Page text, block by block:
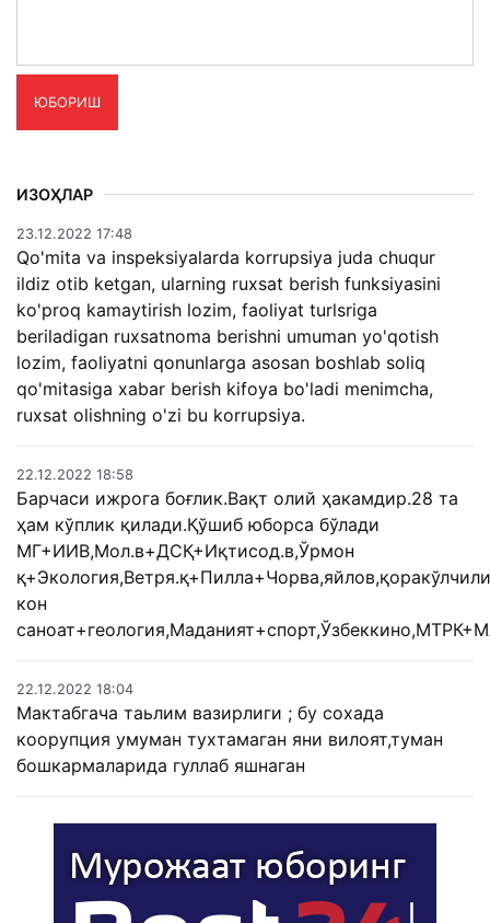
ЮБОРИШ
ИЗОҲЛАР
23.12.2022 17:48
Qo'mita va inspeksiyalarda korrupsiya juda chuqur
ildiz otib ketgan, ularning ruxsat berish funksiyasini
ko'proq kamaytirish lozim, faoliyat turlsriga
beriladigan ruxsatnoma berishni umuman yo'qotish
lozim, faoliyatni qonunlarga asosan boshlab soliq
qo'mitasiga xabar berish kifoya bo'ladi menimcha,
ruxsat olishning o'zi bu korrupsiya.
22.12.2022 18:58
Барчаси ижрога боғлик.Вақт олий ҳакамдир.28 та
ҳам кўплик қилади.Қўшиб юборса бўлади
МГ+ИИВ,Мол.в+ДСҚ+Иқтисод.в,Ўрмон
кон
22.12.2022 18:04
Мактабгача таьлим вазирлиги ; бу сохада
коорупция умуман тухтамаган яни вилоят,туман
бошкармаларида гуллаб яшнаган